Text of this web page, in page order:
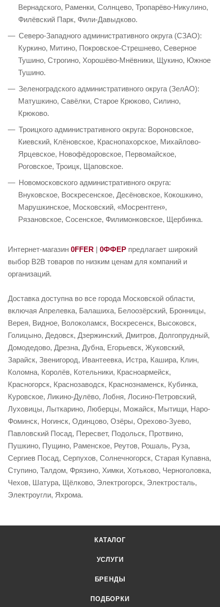
Вернадского, Раменки, Солнцево, Тропарёво-Никулино,
Филёвский Парк, Фили-Давыдково.
Северо-Западного административного округа (СЗАО):
Куркино, Митино, Покровское-Стрешнево, Северное
Тушино, Строгино, Хорошёво-Мнёвники, Щукино, Южное
Тушино.
Зеленоградского административного округа (ЗелАО):
Матушкино, Савёлки, Старое Крюково, Силино,
Крюково.
Троицкого административного округа: Вороновское,
Киевский, Клёновское, Краснопахорское, Михайлово-
Ярцевское, Новофёдоровское, Первомайское,
Роговское, Троицк, Щаповское.
Новомосковского административного округа:
Внуковское, Воскресенское, Десёновское, Кокошкино,
Марушкинское, Московский, «Мосрентген»,
Рязановское, Сосенское, Филимонковское, Щербинка.
Интернет-магазин 0FFER | 0ФФЕР предлагает широкий
выбор B2B товаров по низким ценам для компаний и
организаций.
Доставка доступна во все города Московской области,
включая Апрелевка, Балашиха, Белоозёрский, Бронницы,
Верея, Видное, Волоколамск, Воскресенск, Высоковск,
Голицыно, Дедовск, Дзержинский, Дмитров, Долгопрудный,
Домодедово, Дрезна, Дубна, Егорьевск, Жуковский,
Зарайск, Звенигород, Ивантеевка, Истра, Кашира, Клин,
Коломна, Королёв, Котельники, Красноармейск,
Красногорск, Краснозаводск, Краснознаменск, Кубинка,
Куровское, Ликино-Дулёво, Лобня, Лосино-Петровский,
Луховицы, Лыткарино, Люберцы, Можайск, Мытищи, Наро-
Фоминск, Ногинск, Одинцово, Озёры, Орехово-Зуево,
Павловский Посад, Пересвет, Подольск, Протвино,
Пушкино, Пущино, Раменское, Реутов, Рошаль, Руза,
Сергиев Посад, Серпухов, Солнечногорск, Старая Купавна,
Ступино, Талдом, Фрязино, Химки, Хотьково, Черноголовка,
Чехов, Шатура, Щёлково, Электрогорск, Электросталь,
Электроугли, Яхрома.
КАТАЛОГ
УСЛУГИ
БРЕНДЫ
ПОДБОРКИ